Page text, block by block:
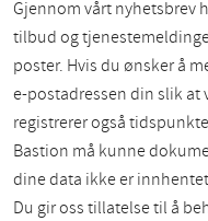
Gjennom vårt nyhetsbrev
tilbud og
poster. Hvis du ønsker å
e-postadressen din slik at
registrerer også
Bastion må kunne
dine data ikke er
Du gir oss tillatelse til å